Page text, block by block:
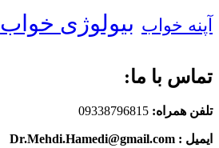
آپنه خواب بیولوژی خواب
تماس با ما:
تلفن همراه: 09338796815
ایمیل : Dr.Mehdi.Hamedi@gmail.com